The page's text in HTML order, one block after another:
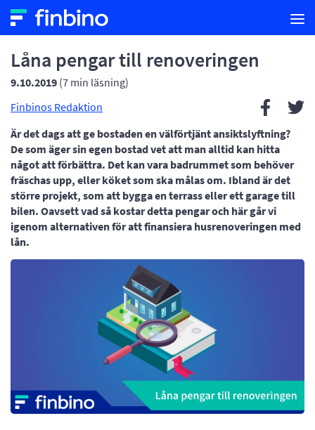
Låna pengar till renoveringen
9.10.2019 (7 min läsning)
Finbinos Redaktion
Är det dags att ge bostaden en välförtjänt ansiktslyftning?
De som äger sin egen bostad vet att man alltid kan hitta
något att förbättra. Det kan vara badrummet som behöver
fräschas upp, eller köket som ska målas om. Ibland är det
större projekt, som att bygga en terrass eller ett garage till
bilen. Oavsett vad så kostar detta pengar och här går vi
igenom alternativen för att finansiera husrenoveringen med
lån.